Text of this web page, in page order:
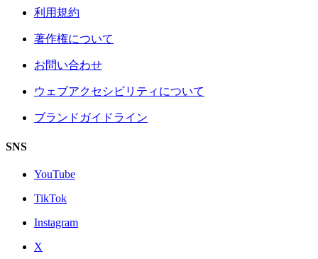
利用規約
著作権について
お問い合わせ
ウェブアクセシビリティについて
ブランドガイドライン
SNS
YouTube
TikTok
Instagram
X